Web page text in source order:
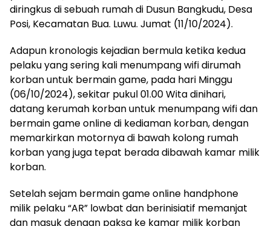
diringkus di sebuah rumah di Dusun Bangkudu, Desa
Posi, Kecamatan Bua. Luwu. Jumat (11/10/2024).
Adapun kronologis kejadian bermula ketika kedua
pelaku yang sering kali menumpang wifi dirumah
korban untuk bermain game, pada hari Minggu
(06/10/2024), sekitar pukul 01.00 Wita dinihari,
datang kerumah korban untuk menumpang wifi dan
bermain game online di kediaman korban, dengan
memarkirkan motornya di bawah kolong rumah
korban yang juga tepat berada dibawah kamar milik
korban.
Setelah sejam bermain game online handphone
milik pelaku “AR” lowbat dan berinisiatif memanjat
dan masuk dengan paksa ke kamar milik korban